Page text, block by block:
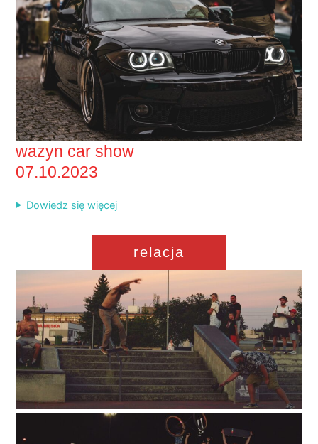
wazyn car show
07.10.2023
Dowiedz się więcej
relacja